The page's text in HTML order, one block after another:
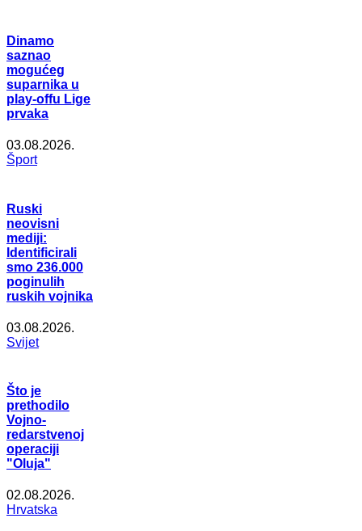
Dinamo
saznao
mogućeg
suparnika u
play-offu Lige
prvaka
03.08.2026.
Šport
Ruski
neovisni
mediji:
Identificirali
smo 236.000
poginulih
ruskih vojnika
03.08.2026.
Svijet
Što je
prethodilo
Vojno-
redarstvenoj
operaciji
"Oluja"
02.08.2026.
Hrvatska